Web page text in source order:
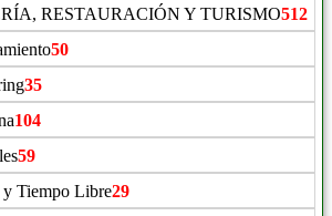
RESTAURACIÓN Y TURISMO512
50
35
104
59
Tiempo Libre29